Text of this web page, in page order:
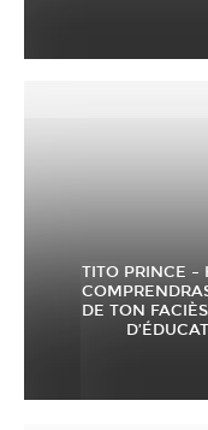
TITO PRINCE –
DE TON